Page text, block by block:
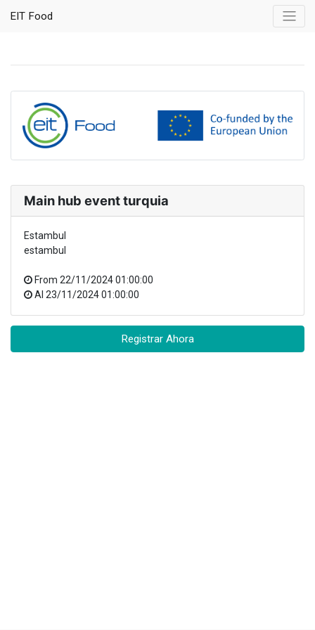
EIT Food
Main hub event turquia
Estambul
estambul
From 22/11/2024 01:00:00
Al 23/11/2024 01:00:00
Registrar Ahora